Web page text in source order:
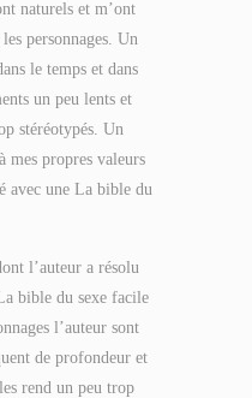
naturels et m’ont
personnages. Un
le temps et dans
un peu lents et
stéréotypés. Un
mes propres valeurs
avec une La bible du
l’auteur a résolu
bible du sexe facile
l’auteur sont
de profondeur et
rend un peu trop